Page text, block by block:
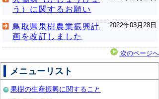
う）に関するお願い
2022年03月28日
鳥取県果樹農業振興計
画を改訂しました
次のページへ
メニューリスト
果樹の生産振興に関すること